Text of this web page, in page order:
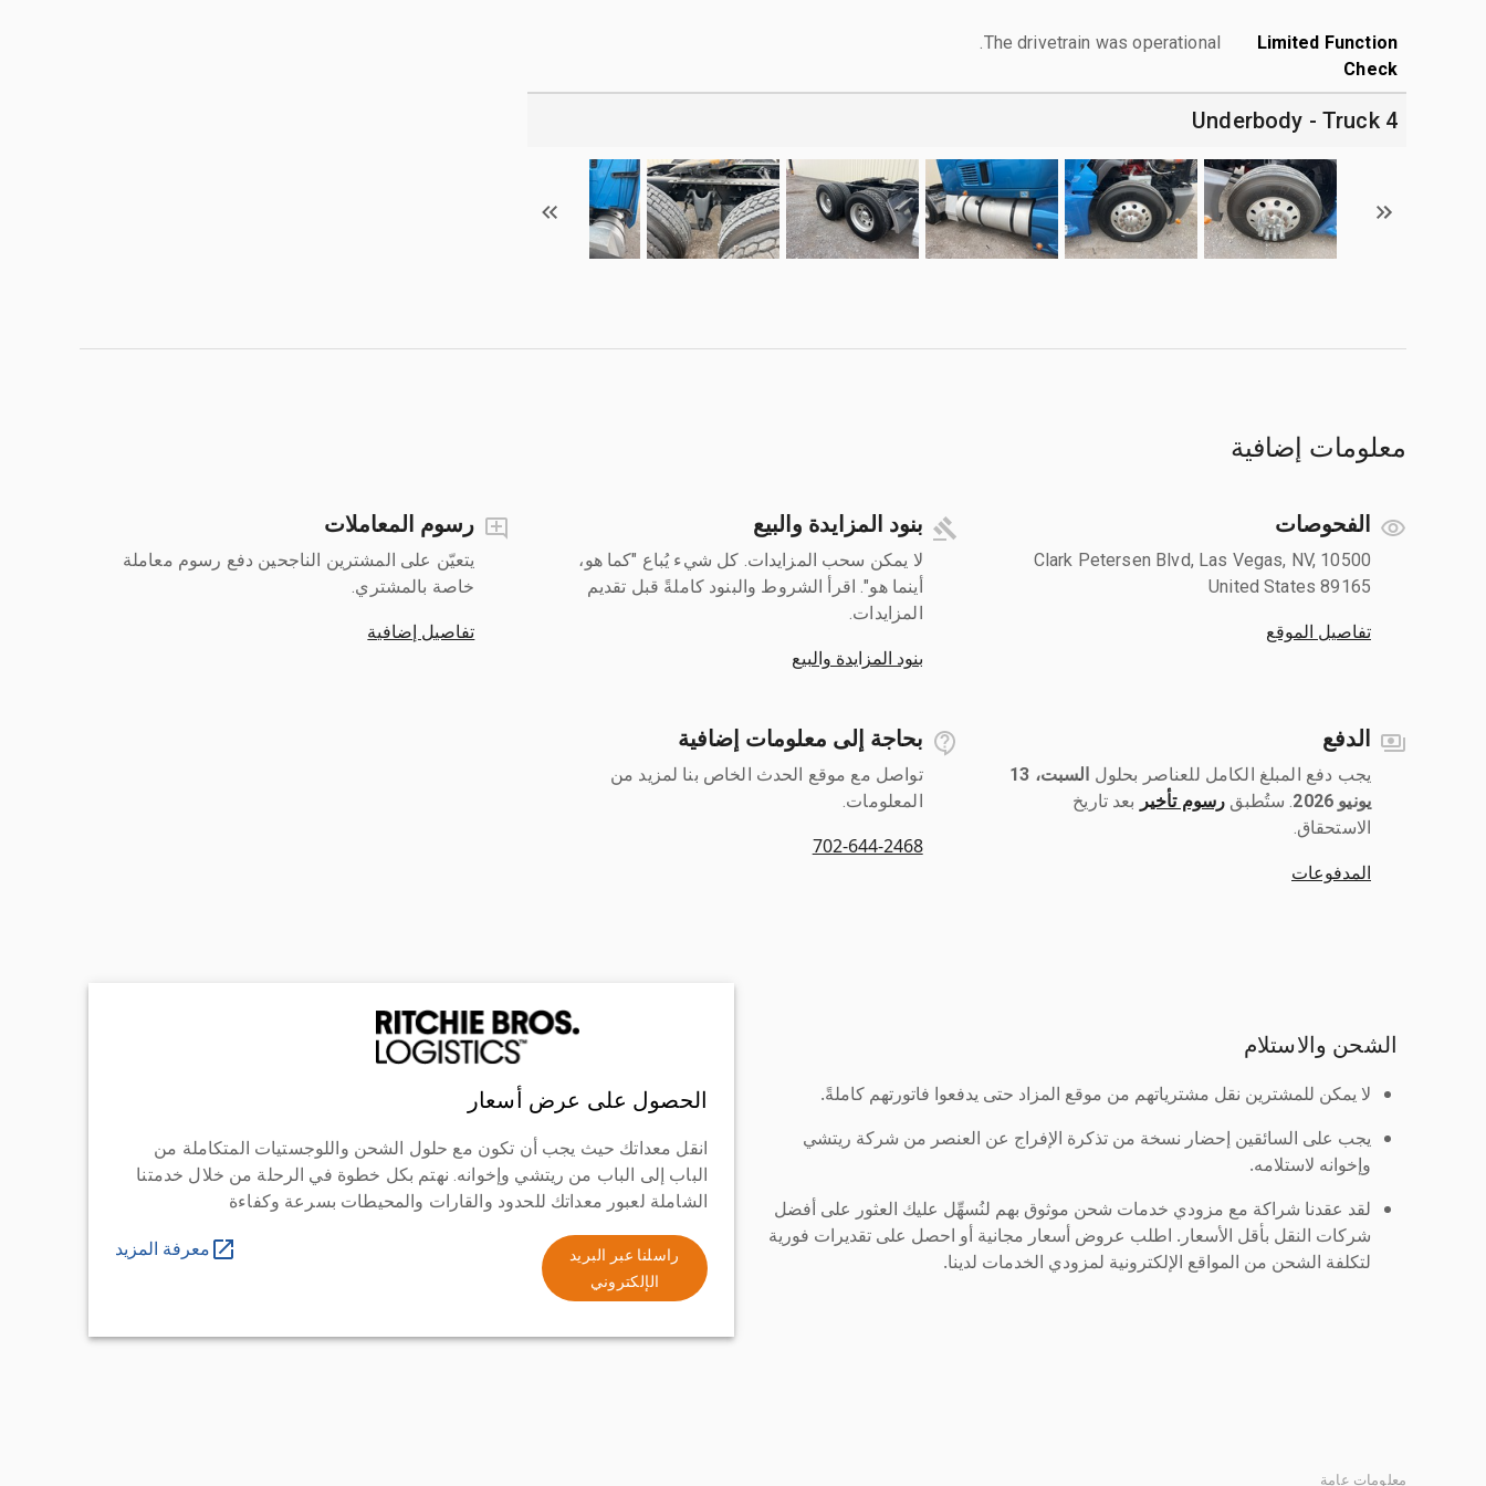
Limited Function
Check
The drivetrain was operational.
4 Underbody - Truck
معلومات إضافية
الفحوصات
10500 Clark Petersen Blvd, Las Vegas, NV,
United States 89165
تفاصيل الموقع
بنود المزايدة والبيع
لا يمكن سحب المزايدات. كل شيء يُباع "كما هو،
أينما هو". اقرأ الشروط والبنود كاملةً قبل تقديم
المزايدات.
بنود المزايدة والبيع
رسوم المعاملات
يتعيّن على المشترين الناجحين دفع رسوم معاملة
خاصة بالمشتري.
تفاصيل إضافية
الدفع
يجب دفع المبلغ الكامل للعناصر بحلول ‎
السبت، 13
يونيو 2026
رسوم تأخير بعد تاريخ
الاستحقاق.
المدفوعات
بحاجة إلى معلومات إضافية
تواصل مع موقع الحدث الخاص بنا لمزيد من
المعلومات.
702-644-2468
الشحن والاستلام
لا يمكن للمشترين نقل مشترياتهم من موقع المزاد حتى يدفعوا فاتورتهم كاملةً.
يجب على السائقين إحضار نسخة من تذكرة الإفراج عن العنصر من شركة ريتشي
وإخوانه لاستلامه.
لقد عقدنا شراكة مع مزودي خدمات شحن موثوق بهم لنُسهِّل عليك العثور على أفضل
شركات النقل بأقل الأسعار. اطلب عروض أسعار مجانية أو احصل على تقديرات فورية
لتكلفة الشحن من المواقع الإلكترونية لمزودي الخدمات لدينا.
الحصول على عرض أسعار
انقل معداتك حيث يجب أن تكون مع حلول الشحن واللوجستيات المتكاملة من
الباب إلى الباب من ريتشي وإخوانه. نهتم بكل خطوة في الرحلة من خلال خدمتنا
الشاملة لعبور معداتك للحدود والقارات والمحيطات بسرعة وكفاءة
راسلنا عبر البريد
الإلكتروني
معرفة المزيد
معلومات عامة